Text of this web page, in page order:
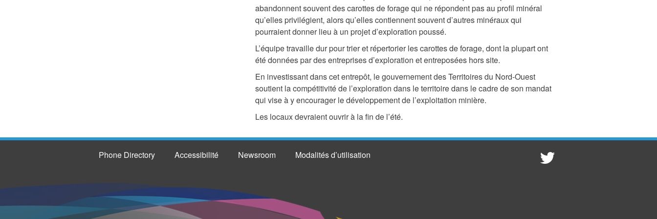
abandonnent souvent des carottes de forage qui ne répondent pas au profil minéral
qu’elles privilégient, alors qu’elles contiennent souvent d’autres minéraux qui
pourraient donner lieu à un projet d’exploration poussé.
L’équipe travaille dur pour trier et répertorier les carottes de forage, dont la plupart ont
été données par des entreprises d’exploration et entreposées hors site.
En investissant dans cet entrepôt, le gouvernement des Territoires du Nord-Ouest
soutient la compétitivité de l’exploration dans le territoire dans le cadre de son mandat
qui vise à y encourager le développement de l’exploitation minière.
Les locaux devraient ouvrir à la fin de l’été.
Phone Directory Accessibilité Newsroom Modalités d’utilisation